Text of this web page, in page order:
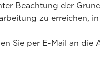
Beachtung der
zu erreichen,
Sie per E-Mail an die